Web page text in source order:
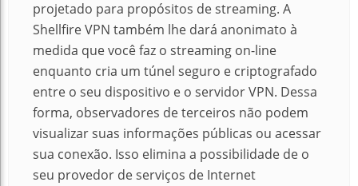
projetado para propósitos de streaming. A
Shellfire VPN também lhe dará anonimato à
medida que você faz o streaming on-line
enquanto cria um túnel seguro e criptografado
entre o seu dispositivo e o servidor VPN. Dessa
forma, observadores de terceiros não podem
visualizar suas informações públicas ou acessar
sua conexão. Isso elimina a possibilidade de o
seu provedor de serviços de Internet